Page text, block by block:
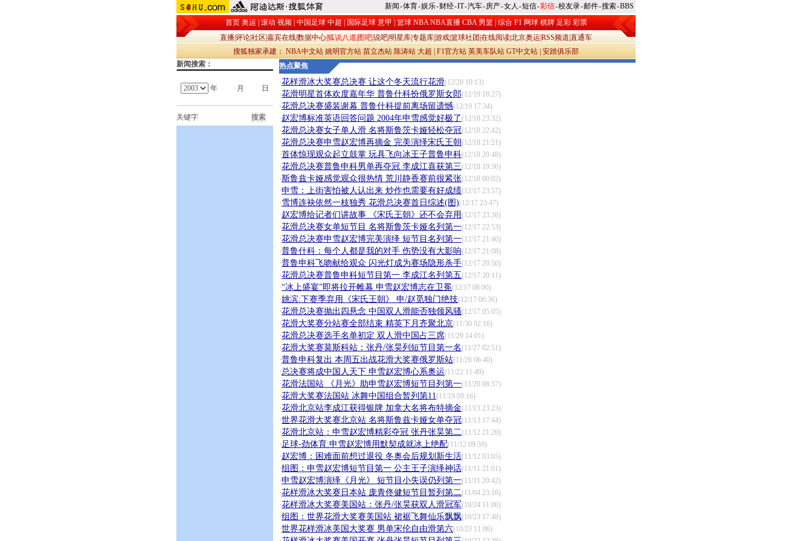
新闻-体育-娱乐-财经-IT-汽车-房产-女人 -短信-彩信-校友录-邮件-搜索-BBS
首页 奥运| 滚动 视频| 中国足球 中超 国际足球 意甲 篮球 NBA NBA直播 CBA 男篮| 综合 F1 网球 棋牌 足彩 彩票
直播评论社区 嘉宾在线数据中心狐说八道 图吧说吧明星库专题库游戏篮球社团 在线阅读北京奥运RSS频道 直通车
搜狐独家承建： NBA中文站 姚明官方站 苗立杰站 陈涛站 大超 F1官方站 英美车队站 GT中文站 安踏俱乐部
新闻搜索：
年 月 日
关键字
热点聚焦
·花样滑冰大奖赛总决赛 让这个冬天流行花滑(12/20 10:13)
·花滑明星首体欢度嘉年华 普鲁什科扮俄罗斯女郎(12/19 18:27)
·花滑总决赛盛装谢幕 普鲁什科提前离场留遗憾(12/19 17:34)
·赵宏博标准英语回答问题 2004年申雪感觉好极了(12/18 23:32)
·花滑总决赛女子单人滑 名将斯鲁茨卡娅轻松夺冠(12/18 22:42)
·花滑总决赛申雪赵宏博再摘金 完美演绎宋氏王朝(12/18 21:21)
·首体惊现观众起立鼓掌 玩具飞向冰王子普鲁申科(12/18 20:48)
·花滑总决赛普鲁申科男单再夺冠 李成江喜获第三(12/18 19:36)
·斯鲁兹卡娅感觉观众很热情 荒川静香赛前很紧张(12/18 00:02)
·申雪：上街害怕被人认出来 炒作也需要有好成绩(12/17 23:57)
·雪博连袂依然一枝独秀 花滑总决赛首日综述(图)(12/17 23:47)
·赵宏博给记者们讲故事 《宋氏王朝》还不会弃用(12/17 23:36)
·花滑总决赛女单短节目 名将斯鲁茨卡娅名列第一(12/17 22:53)
·花滑总决赛申雪赵宏博完美演绎 短节目名列第一(12/17 21:40)
·普鲁什科：每个人都是我的对手 伤势没有大影响(12/17 21:08)
·普鲁申科飞吻献给观众 闪光灯成为赛场隐形杀手(12/17 20:50)
·花滑总决赛普鲁申科短节目第一 李成江名列第五(12/17 20:11)
·“冰上盛宴”即将拉开帷幕 申雪赵宏博志在卫冕(12/17 08:00)
·姚滨:下赛季弃用《宋氏王朝》 申/赵觅独门绝技(12/17 06:36)
·花滑总决赛抛出四悬念 中国双人滑能否独领风骚(12/17 05:05)
·花滑大奖赛分站赛全部结束 精英下月齐聚北京(11/30 02:16)
·花滑总决赛选手名单初定 双人滑中国占三席(11/29 14:01)
·花滑大奖赛莫斯科站：张丹/张昊列短节目第一名(11/27 02:51)
·普鲁申科复出 本周五出战花滑大奖赛俄罗斯站(11/26 06:40)
·总决赛将成中国人天下 申雪赵宏博心系奥运(11/22 11:49)
·花滑法国站 《月光》助申雪赵宏博短节目列第一(11/20 08:57)
·花滑大奖赛法国站 冰舞中国组合暂列第11(11/19 09:16)
·花滑北京站李成江获得银牌 加拿大名将布特摘金(11/13 23:23)
·世界花滑大奖赛北京站 名将斯鲁兹卡娅女单夺冠(11/13 17:44)
·花滑北京站：申雪赵宏博精彩夺冠 张丹张昊第二(11/12 21:20)
·足球-劲体育:申雪赵宏博用默契成就冰上绝配(11/12 09:59)
·赵宏博：困难面前想过退役 冬奥会后规划新生活(11/12 03:05)
·组图：申雪赵宏博短节目第一 公主王子演绎神话(11/11 21:01)
·申雪赵宏博演绎《月光》 短节目小失误仍列第一(11/11 20:42)
·花样滑冰大奖赛日本站 庞青佟健短节目暂列第二(11/04 23:16)
·花样滑冰大奖赛美国站：张丹/张昊获双人滑冠军(10/24 11:06)
·组图：世界花滑大奖赛美国站 裙裾飞舞仙乐飘飘(10/23 17:48)
·世界花样滑冰美国大奖赛 男单宋伦自由滑第六(10/23 11:06)